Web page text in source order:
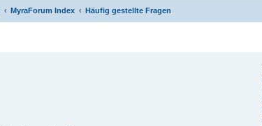
MyraForum Index Häufig gestellte Fragen